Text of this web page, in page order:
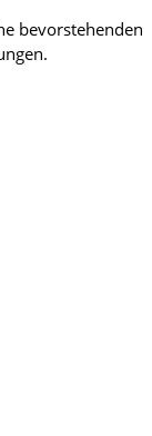
bevorstehenden